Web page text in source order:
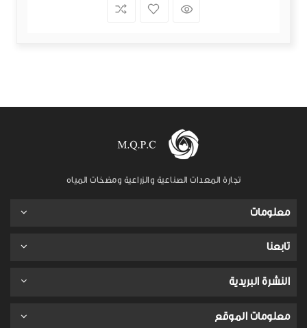
تجارة المعدات الصناعية والزراعية ومضخات المياه
معلومات
تابعنا
النشرة البريدية
معلومات الموقع